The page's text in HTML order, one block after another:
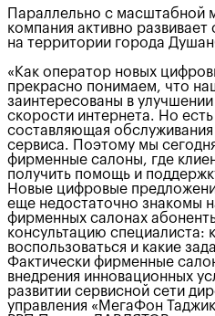
Параллельно с масштабной
компания активно
на территории города
«Как оператор новых
прекрасно понимаем, что
заинтересованы в улучшении
скорости интернета. Но
составляющая обслуживания
сервиса. Поэтому мы
фирменные салоны, где
получить помощь и
Новые цифровые
еще недостаточно знакомы
фирменных салонах
консультацию специалиста:
воспользоваться и какие
Фактически фирменные
внедрения инновационных
развитии сервисной сети
управления «МегаФон